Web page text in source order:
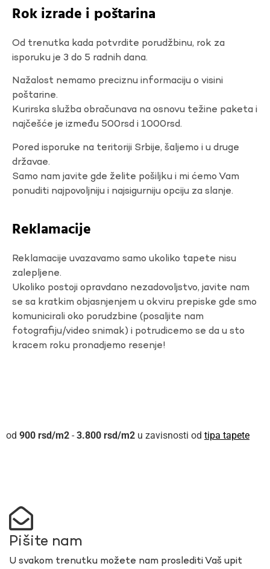
Rok izrade i poštarina
Od trenutka kada potvrdite porudžbinu, rok za
isporuku je 3 do 5 radnih dana.
Nažalost nemamo preciznu informaciju o visini
poštarine.
Kurirska služba obračunava na osnovu težine paketa i
najčešće je između 500rsd i 1000rsd.
Pored isporuke na teritoriji Srbije, šaljemo i u druge
državae.
Samo nam javite gde želite pošiljku i mi ćemo Vam
ponuditi najpovoljniju i najsigurniju opciju za slanje.
Reklamacije
Reklamacije uvazavamo samo ukoliko tapete nisu
zalepljene.
Ukoliko postoji opravdano nezadovoljstvo, javite nam
se sa kratkim objasnjenjem u okviru prepiske gde smo
komunicirali oko porudzbine (posaljite nam
fotografiju/video snimak) i potrudicemo se da u sto
kracem roku pronadjemo resenje!
900 rsd - 3.800 rsd u zavisnosti od tipa tapete
Pišite nam
U svakom trenutku možete nam proslediti Vaš upit